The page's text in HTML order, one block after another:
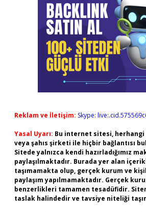
Reklam ve İletişim: Skype:
Yasal Uyarı: Bu internet sitesi,
veya şahıs şirketi ile hiçbir bağlantısı
Sitede yalnızca kendi hazırladığımız
paylaşılmaktadır. Burada yer alan
taşımamakta olup, gerçek kurum ve
paylaşım yapılmamaktadır. Gerçek
benzerlikleri tamamen tesadüfidir.
taslak halindedir ve tavsiye niteliği